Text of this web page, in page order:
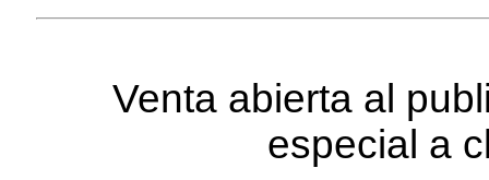
Venta abierta al
especial a